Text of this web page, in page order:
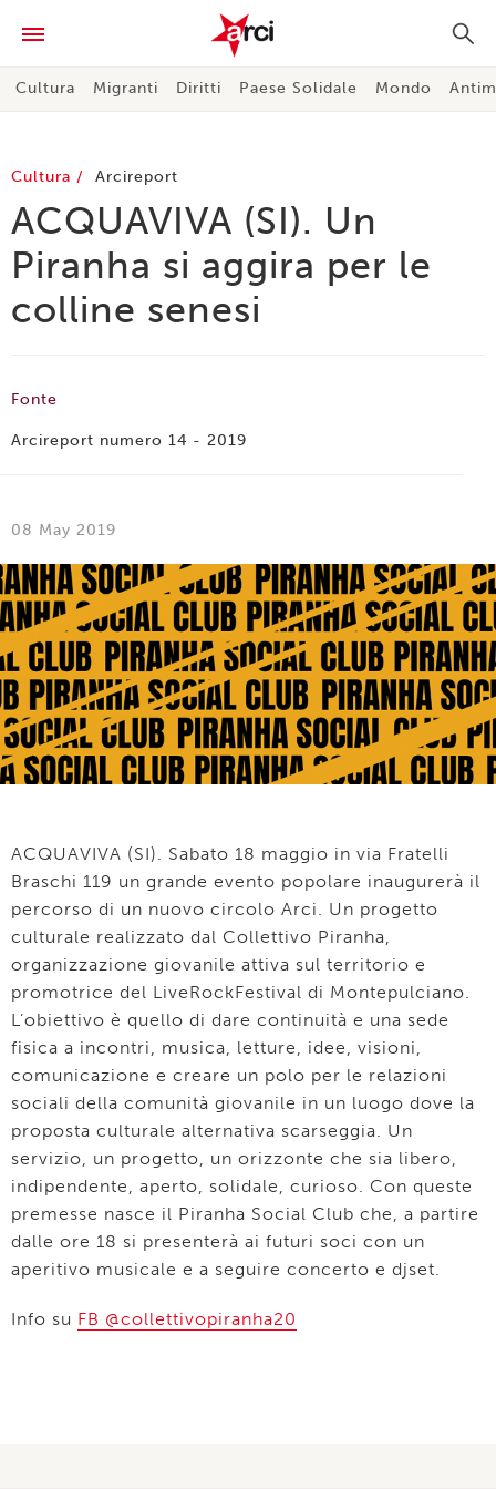
Cultura Migranti Diritti Paese Solidale Mondo
Cultura Arcireport
ACQUAVIVA (SI). Un
Piranha si aggira per le
colline senesi
Fonte
Arcireport numero 14 - 2019
08 May 2019
ACQUAVIVA (SI). Sabato 18 maggio in via Fratelli
Braschi 119 un grande evento popolare inaugurerà il
percorso di un nuovo circolo Arci. Un progetto
culturale realizzato dal Collettivo Piranha,
organizzazione giovanile attiva sul territorio e
promotrice del LiveRockFestival di Montepulciano.
L’obiettivo è quello di dare continuità e una sede
fisica a incontri, musica, letture, idee, visioni,
comunicazione e creare un polo per le relazioni
sociali della comunità giovanile in un luogo dove la
proposta culturale alternativa scarseggia. Un
servizio, un progetto, un orizzonte che sia libero,
indipendente, aperto, solidale, curioso. Con queste
premesse nasce il Piranha Social Club che, a partire
dalle ore 18 si presenterà ai futuri soci con un
aperitivo musicale e a seguire concerto e djset.
Info su FB @collettivopiranha20